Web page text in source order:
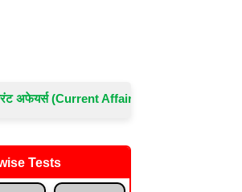
(Current Affairs) -Test No.- 897 ◆
Tests